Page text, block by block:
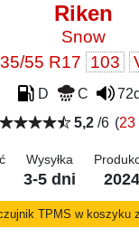
Riken
Snow
55 R17 103
D C
5,2/6 (23
Wysyłka
3-5 dni 2024
TPMS w koszyku